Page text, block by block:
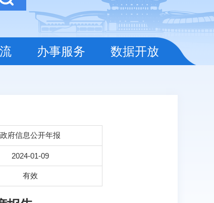
办事服务 数据开放
政府信息公开年报
2024-01-09
有效